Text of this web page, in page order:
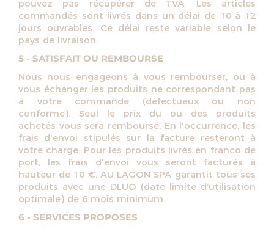
pouvez pas récupérer de TVA. Les articles
commandés sont livrés dans un délai de 10 à 12
jours ouvrables. Ce délai reste variable selon le
pays de livraison.
5 - SATISFAIT OU REMBOURSE
Nous nous engageons à vous rembourser, ou à
vous échanger les produits ne correspondant pas
à votre commande (défectueux ou non
conforme). Seul le prix du ou des produits
achetés vous sera remboursé. En l'occurrence, les
frais d'envoi stipulés sur la facture resteront à
votre charge. Pour les produits livrés en franco de
port, les frais d'envoi vous seront facturés à
hauteur de 10 €. AU LAGON SPA garantit tous ses
produits avec une DLUO (date limite d’utilisation
optimale) de 6 mois minimum.
6 - SERVICES PROPOSES